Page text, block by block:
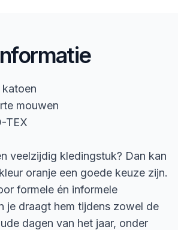
katoen
mouwen
TEX
veelzijdig kledingstuk? Dan kan
oranje een goede keuze zijn.
formele én informele
je draagt hem tijdens zowel de
dagen van het jaar, onder